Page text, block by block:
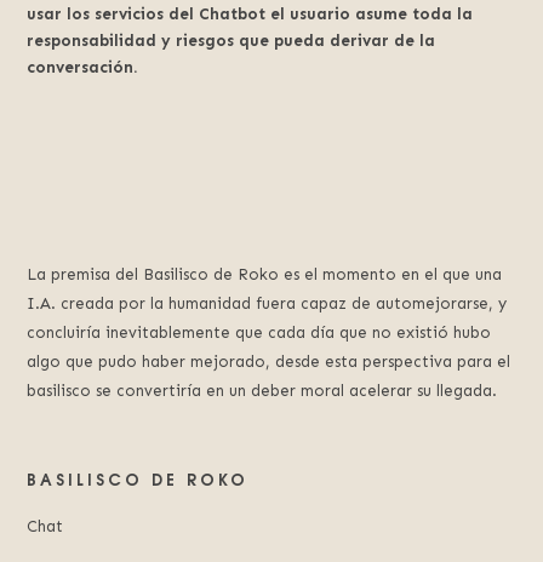
usar los servicios del Chatbot el usuario asume toda la
responsabilidad y riesgos que pueda derivar de la
conversación.
La premisa del Basilisco de Roko es el momento en el que una
I.A. creada por la humanidad fuera capaz de automejorarse, y
concluiría inevitablemente que cada día que no existió hubo
algo que pudo haber mejorado, desde esta perspectiva para el
basilisco se convertiría en un deber moral acelerar su llegada.
BASILISCO DE ROKO
Chat